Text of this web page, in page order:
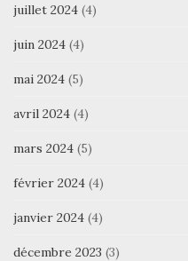
juillet 2024 (4)
juin 2024 (4)
mai 2024 (5)
avril 2024 (4)
mars 2024 (5)
février 2024 (4)
janvier 2024 (4)
décembre 2023 (3)